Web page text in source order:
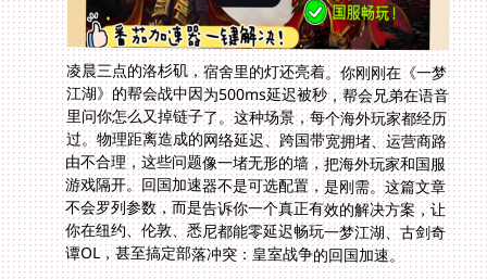
凌晨三点的洛杉矶，宿舍里的灯还亮着。你刚刚在《一梦
江湖》的帮会战中因为500ms延迟被秒，帮会兄弟在语音
里问你怎么又掉链子了。这种场景，每个海外玩家都经历
过。物理距离造成的网络延迟、跨国带宽拥堵、运营商路
由不合理，这些问题像一堵无形的墙，把海外玩家和国服
游戏隔开。回国加速器不是可选配置，是刚需。这篇文章
不会罗列参数，而是告诉你一个真正有效的解决方案，让
你在纽约、伦敦、悉尼都能零延迟畅玩一梦江湖、古剑奇
谭OL，甚至搞定部落冲突：皇室战争的回国加速。